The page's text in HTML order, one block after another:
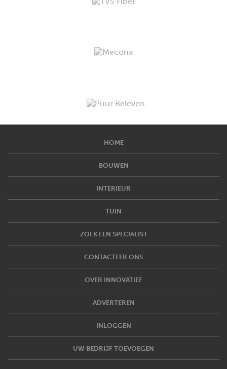
HOME
BOUWEN
INTERIEUR
TUIN
ZOEK EEN SPECIALIST
CONTACTEER ONS
OVER INNOVATIEF
ADVERTEREN
INLOGGEN
UW BEDRIJF TOEVOEGEN